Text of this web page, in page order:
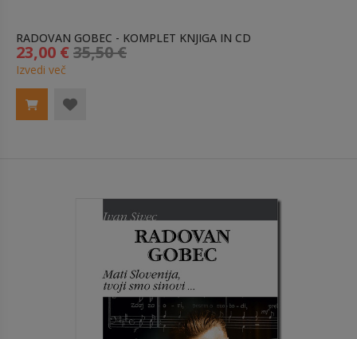
RADOVAN GOBEC - KOMPLET KNJIGA IN CD
23,00 € 35,50 €
Izvedi več